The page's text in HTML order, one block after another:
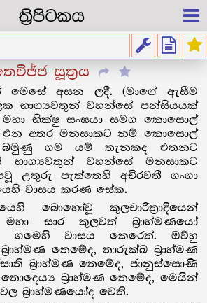
ත්‍රිපිටකය
සූත්‍රය
මෙසේ අසන ලදී. (මාගේ ඇසීම
භාග්‍යවතුන් වහන්සේ පන්සියයක්
භික්ෂු සංඝයා සමග කොසොල්
අතර මනසාකට නම් කොසොල්
බමුණු ගම යම් තැනකද එතනට
භාග්‍යවතුන් වහන්සේ මනසාකට
උතුරු පැත්තෙහි අචිරවතී ගංගා
වාසය කරණ සේක.
බොහෝවූ කුලචාරිත්‍රාදියෙන්
මහා සාර කුලවත් බ්‍රාහ්මණයෝ
ගමෙහි වාසය කෙරෙත්. ඔව්හු
තෙමේද, තාරුක්ඛ බ්‍රාහ්මණ
බ්‍රාහ්මණ තෙමේද, ජානුස්සොණි
තොදෙය්‍ය බ්‍රාහ්මණ තෙමේද, මෙයින්
බ්‍රාහ්මණයෝද වෙති.